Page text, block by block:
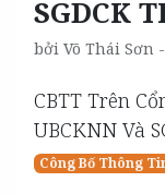
SGDCK
bởi Võ Thái Sơn
CBTT Trên
UBCKNN Và
Công Bố Thông